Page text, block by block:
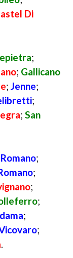
Di
;
; Gallicano
; Jenne;
;
; San
;
;
;
;
;
;
.